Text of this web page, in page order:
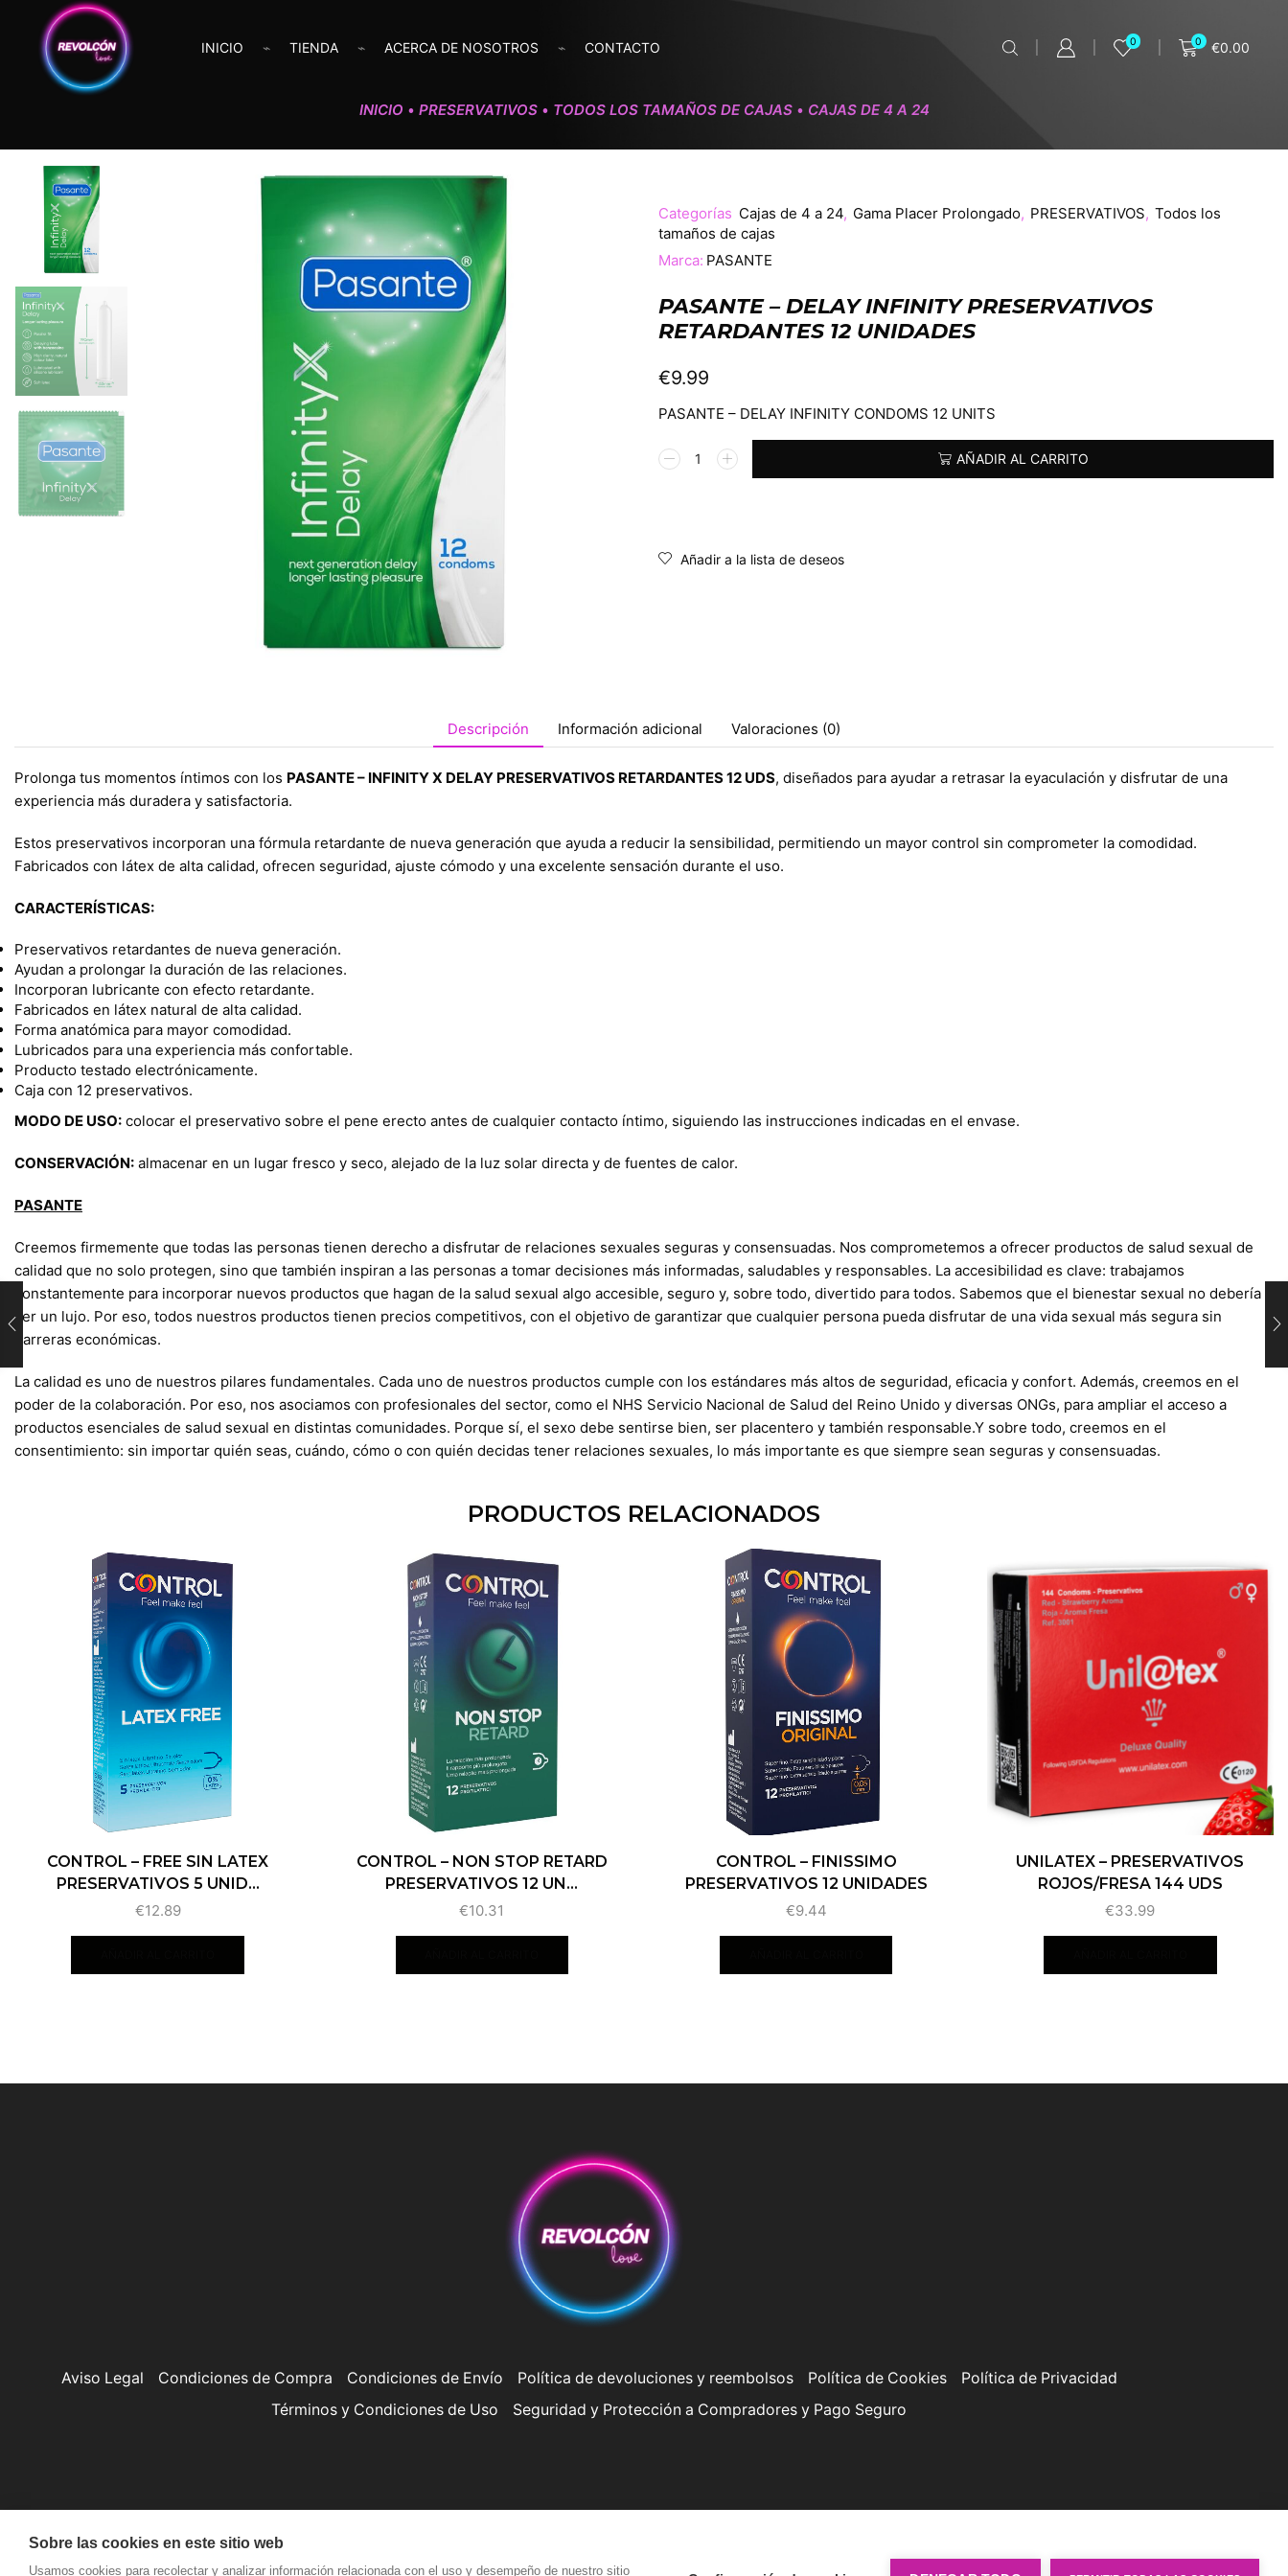
INICIO TIENDA ACERCA DE NOSOTROS CONTACTO 0 0 €0.00
INICIO • PRESERVATIVOS • TODOS LOS TAMAÑOS DE CAJAS • CAJAS DE 4 A 24
Categorías Cajas de 4 a 24, Gama Placer Prolongado, PRESERVATIVOS, Todos los
tamaños de cajas
Marca: PASANTE
PASANTE – DELAY INFINITY PRESERVATIVOS
RETARDANTES 12 UNIDADES
€9.99
PASANTE – DELAY INFINITY CONDOMS 12 UNITS
AÑADIR AL CARRITO
Alternative:
Añadir a la lista de deseos
Descripción Información adicional Valoraciones (0)
Prolonga tus momentos íntimos con los PASANTE – INFINITY X DELAY PRESERVATIVOS RETARDANTES 12 UDS, diseñados para ayudar a retrasar la eyaculación y disfrutar de una
experiencia más duradera y satisfactoria.
Estos preservativos incorporan una fórmula retardante de nueva generación que ayuda a reducir la sensibilidad, permitiendo un mayor control sin comprometer la comodidad.
Fabricados con látex de alta calidad, ofrecen seguridad, ajuste cómodo y una excelente sensación durante el uso.
CARACTERÍSTICAS:
Preservativos retardantes de nueva generación.
Ayudan a prolongar la duración de las relaciones.
Incorporan lubricante con efecto retardante.
Fabricados en látex natural de alta calidad.
Forma anatómica para mayor comodidad.
Lubricados para una experiencia más confortable.
Producto testado electrónicamente.
Caja con 12 preservativos.
MODO DE USO: colocar el preservativo sobre el pene erecto antes de cualquier contacto íntimo, siguiendo las instrucciones indicadas en el envase.
CONSERVACIÓN: almacenar en un lugar fresco y seco, alejado de la luz solar directa y de fuentes de calor.
PASANTE
Creemos firmemente que todas las personas tienen derecho a disfrutar de relaciones sexuales seguras y consensuadas. Nos comprometemos a ofrecer productos de salud sexual de
calidad que no solo protegen, sino que también inspiran a las personas a tomar decisiones más informadas, saludables y responsables. La accesibilidad es clave: trabajamos
constantemente para incorporar nuevos productos que hagan de la salud sexual algo accesible, seguro y, sobre todo, divertido para todos. Sabemos que el bienestar sexual no debería
ser un lujo. Por eso, todos nuestros productos tienen precios competitivos, con el objetivo de garantizar que cualquier persona pueda disfrutar de una vida sexual más segura sin
barreras económicas.
La calidad es uno de nuestros pilares fundamentales. Cada uno de nuestros productos cumple con los estándares más altos de seguridad, eficacia y confort. Además, creemos en el
poder de la colaboración. Por eso, nos asociamos con profesionales del sector, como el NHS Servicio Nacional de Salud del Reino Unido y diversas ONGs, para ampliar el acceso a
productos esenciales de salud sexual en distintas comunidades. Porque sí, el sexo debe sentirse bien, ser placentero y también responsable.Y sobre todo, creemos en el
consentimiento: sin importar quién seas, cuándo, cómo o con quién decidas tener relaciones sexuales, lo más importante es que siempre sean seguras y consensuadas.
PRODUCTOS RELACIONADOS
CONTROL – FREE SIN LATEX
PRESERVATIVOS 5 UNID...
€12.89
CONTROL – NON STOP RETARD
PRESERVATIVOS 12 UN...
€10.31
CONTROL – FINISSIMO
PRESERVATIVOS 12 UNIDADES
€9.44
UNILATEX – PRESERVATIVOS
ROJOS/FRESA 144 UDS
€33.99
Aviso Legal Condiciones de Compra Condiciones de Envío Política de devoluciones y reembolsos Política de Cookies
Política de Privacidad
Términos y Condiciones de Uso
Seguridad y Protección a Compradores y Pago Seguro
Copyright © Revolcón Love
Sobre las cookies en este sitio web
Usamos cookies para recolectar y analizar información relacionada con el uso y desempeño de nuestro sitio